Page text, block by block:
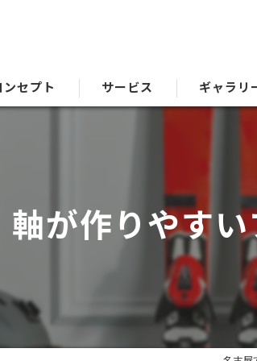
ンセプト サービス ギャラリ
軸が作りやす